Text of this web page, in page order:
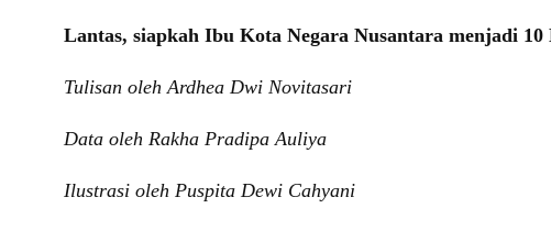
Lantas, siapkah Ibu Kota Negara Nusantara menjadi
Tulisan oleh Ardhea Dwi Novitasari
Data oleh Rakha Pradipa Auliya
Ilustrasi oleh Puspita Dewi Cahyani